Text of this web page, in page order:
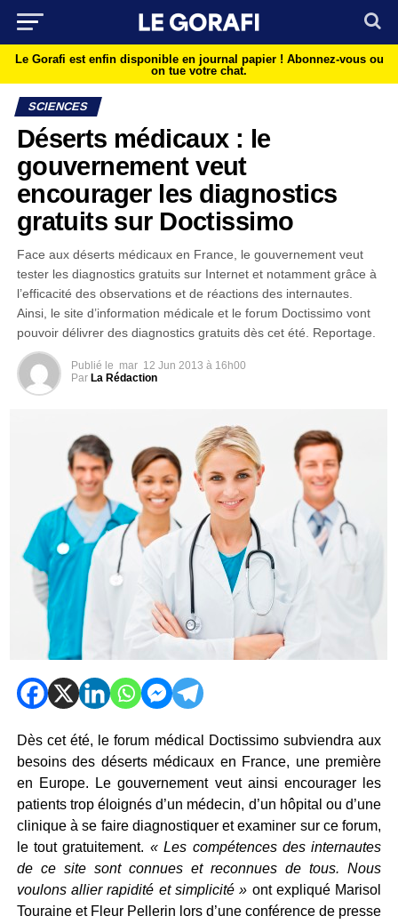
Le Gorafi est enfin disponible en journal papier ! Abonnez-vous ou
on tue votre chat.
SCIENCES
Déserts médicaux : le
gouvernement veut
encourager les diagnostics
gratuits sur Doctissimo
Face aux déserts médicaux en France, le gouvernement veut
tester les diagnostics gratuits sur Internet et notamment grâce à
l’efficacité des observations et de réactions des internautes.
Ainsi, le site d’information médicale et le forum Doctissimo vont
pouvoir délivrer des diagnostics gratuits dès cet été. Reportage.
Publié le mar 12 Jun 2013 à 16h00
Par La Rédaction
Dès cet été, le forum médical Doctissimo subviendra aux
besoins des déserts médicaux en France, une première
en Europe. Le gouvernement veut ainsi encourager les
patients trop éloignés d’un médecin, d’un hôpital ou d’une
clinique à se faire diagnostiquer et examiner sur ce forum,
le tout gratuitement. « Les compétences des internautes
de ce site sont connues et reconnues de tous. Nous
voulons allier rapidité et simplicité » ont expliqué Marisol
Touraine et Fleur Pellerin lors d’une conférence de presse